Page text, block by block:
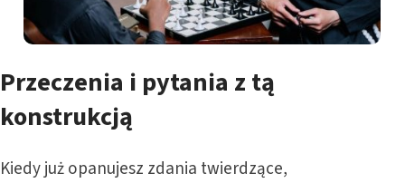
Przeczenia i pytania z tą
konstrukcją
Kiedy już opanujesz zdania twierdzące,